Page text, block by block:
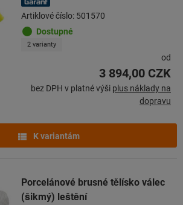
Artiklové číslo: 501570
Dostupné
2 varianty
od
3 894,00 CZK
bez DPH v platné výši plus náklady na
dopravu
K variantám
Porcelánové brusné tělísko válec
(šikmý) leštění